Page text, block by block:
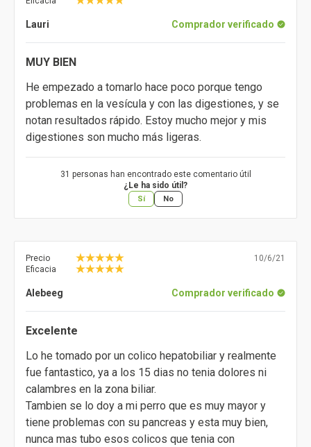
Lauri Comprador verificado
MUY BIEN
He empezado a tomarlo hace poco porque tengo
problemas en la vesícula y con las digestiones, y se
notan resultados rápido. Estoy mucho mejor y mis
digestiones son mucho más ligeras.
31 personas han encontrado este comentario útil
¿Le ha sido útil?
Sí No
Precio
Eficacia
10/6/21
Alebeeg Comprador verificado
Excelente
Lo he tomado por un colico hepatobiliar y realmente
fue fantastico, ya a los 15 dias no tenia dolores ni
calambres en la zona biliar.
Tambien se lo doy a mi perro que es muy mayor y
tiene problemas con su pancreas y esta muy bien,
nunca mas tubo esos colicos que tenia con